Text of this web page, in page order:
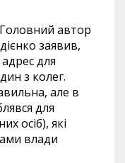
Головний автор
заявив,
для
з колег.
але в
для
осіб), які
влади